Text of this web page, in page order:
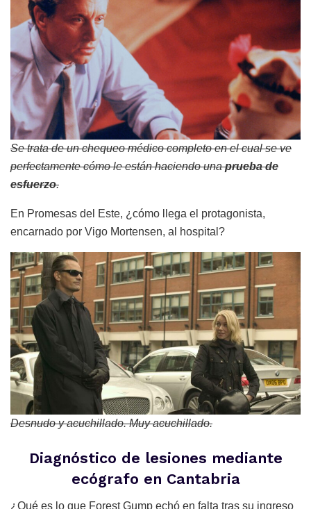
Se trata de un chequeo médico completo en el cual se ve
perfectamente cómo le están haciendo unaprueba de
esfuerzo.
En Promesas del Este, ¿cómo llega el protagonista,
encarnado por Vigo Mortensen, al hospital?
Desnudo y acuchillado. Muy acuchillado.
Diagnóstico de lesiones mediante
ecógrafo en Cantabria
¿Qué es lo que Forest Gump echó en falta tras su ingreso